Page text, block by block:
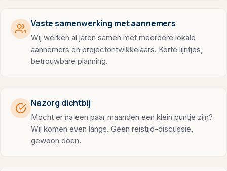
Vaste samenwerking met aannemers
Wij werken al jaren samen met meerdere lokale
aannemers en projectontwikkelaars. Korte lijntjes,
betrouwbare planning.
Nazorg dichtbij
Mocht er na een paar maanden een klein puntje zijn?
Wij komen even langs. Geen reistijd-discussie,
gewoon doen.